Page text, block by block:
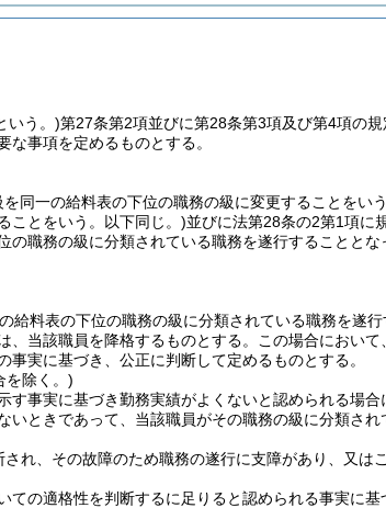
いう。)第27条第2項並びに第28条第3項及び第4項の
事項を定めるものとする。
同一の給料表の下位の職務の級に変更することをい
ことをいう。以下同じ。)並びに法第28条の2第1項に
職務の級に分類されている職務を遂行することとな
料表の下位の職務の級に分類されている職務を遂行
当該職員を降格するものとする。 この場合において、
実に基づき、公正に判断して定めるものとする。
を除く。)
事実に基づき勤務実績がよくないと認められる場
ときであって、当該職員がその職務の級に分類さ
れ、その故障のため職務の遂行に支障があり、又は
の適格性を判断するに足りると認められる事実に